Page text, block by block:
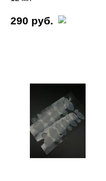
290 руб.